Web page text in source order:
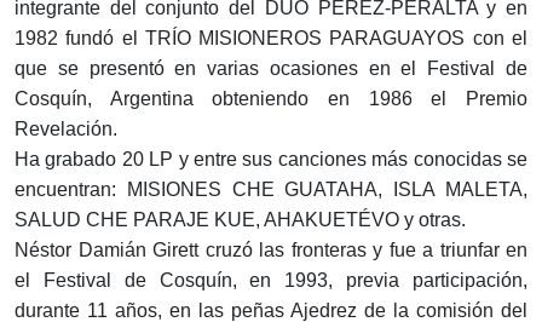
integrante del conjunto del DÚO PÉREZ-PERALTA y en
1982 fundó el TRÍO MISIONEROS PARAGUAYOS con el
que se presentó en varias ocasiones en el Festival de
Cosquín, Argentina obteniendo en 1986 el Premio
Revelación.
Ha grabado 20 LP y entre sus canciones más conocidas se
encuentran: MISIONES CHE GUATAHA, ISLA MALETA,
SALUD CHE PARAJE KUE, AHAKUETÉVO y otras.
Néstor Damián Girett cruzó las fronteras y fue a triunfar en
el Festival de Cosquín, en 1993, previa participación,
durante 11 años, en las peñas Ajedrez de la comisión del